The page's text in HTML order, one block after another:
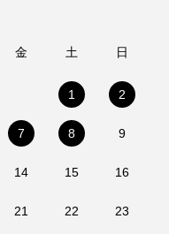
金 土 日
1 2
7 8 9
14 15 16
21 22 23